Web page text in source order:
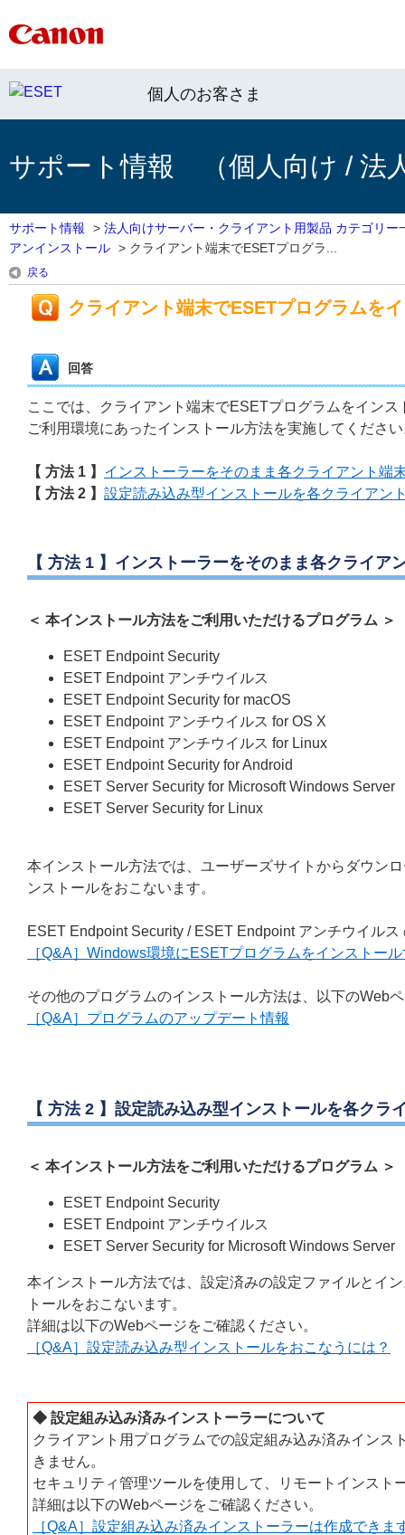
個人のお客さま
サポート情報 （個人向け / 法
サポート情報 > 法人向けサーバー・クライアント用製品 カテゴリー
アンインストール > クライアント端末でESETプログラ...
戻る
クライアント端末でESETプログラムを
回答
ここでは、クライアント端末でESETプログラムをイン
ご利用環境にあったインストール方法を実施してくださ
【 方法 1 】 インストーラーをそのまま各クライアント端
【 方法 2 】 設定読み込み型インストールを各クライアン
【 方法 1 】インストーラーをそのまま各クライア
＜ 本インストール方法をご利用いただけるプログラム ＞
ESET Endpoint Security
ESET Endpoint アンチウイルス
ESET Endpoint Security for macOS
ESET Endpoint アンチウイルス for OS X
ESET Endpoint アンチウイルス for Linux
ESET Endpoint Security for Android
ESET Server Security for Microsoft Windows Server
ESET Server Security for Linux
本インストール方法では、ユーザーズサイトからダウン
ンストールをおこないます。
ESET Endpoint Security / ESET Endpoint アンチウイル
［Q&A］Windows環境にESETプログラムをインストー
その他のプログラムのインストール方法は、以下のWeb
［Q&A］プログラムのアップデート情報
【 方法 2 】設定読み込み型インストールを各クラ
＜ 本インストール方法をご利用いただけるプログラム ＞
ESET Endpoint Security
ESET Endpoint アンチウイルス
ESET Server Security for Microsoft Windows Server
本インストール方法では、設定済みの設定ファイルとイ
トールをおこないます。
詳細は以下のWebページをご確認ください。
［Q&A］設定読み込み型インストールをおこなうには？
◆ 設定組み込み済みインストーラーについて
クライアント用プログラムでの設定組み込み済みイン
きません。
セキュリティ管理ツールを使用して、リモートインスト
詳細は以下のWebページをご確認ください。
［Q&A］設定組み込み済みインストーラーは作成できま